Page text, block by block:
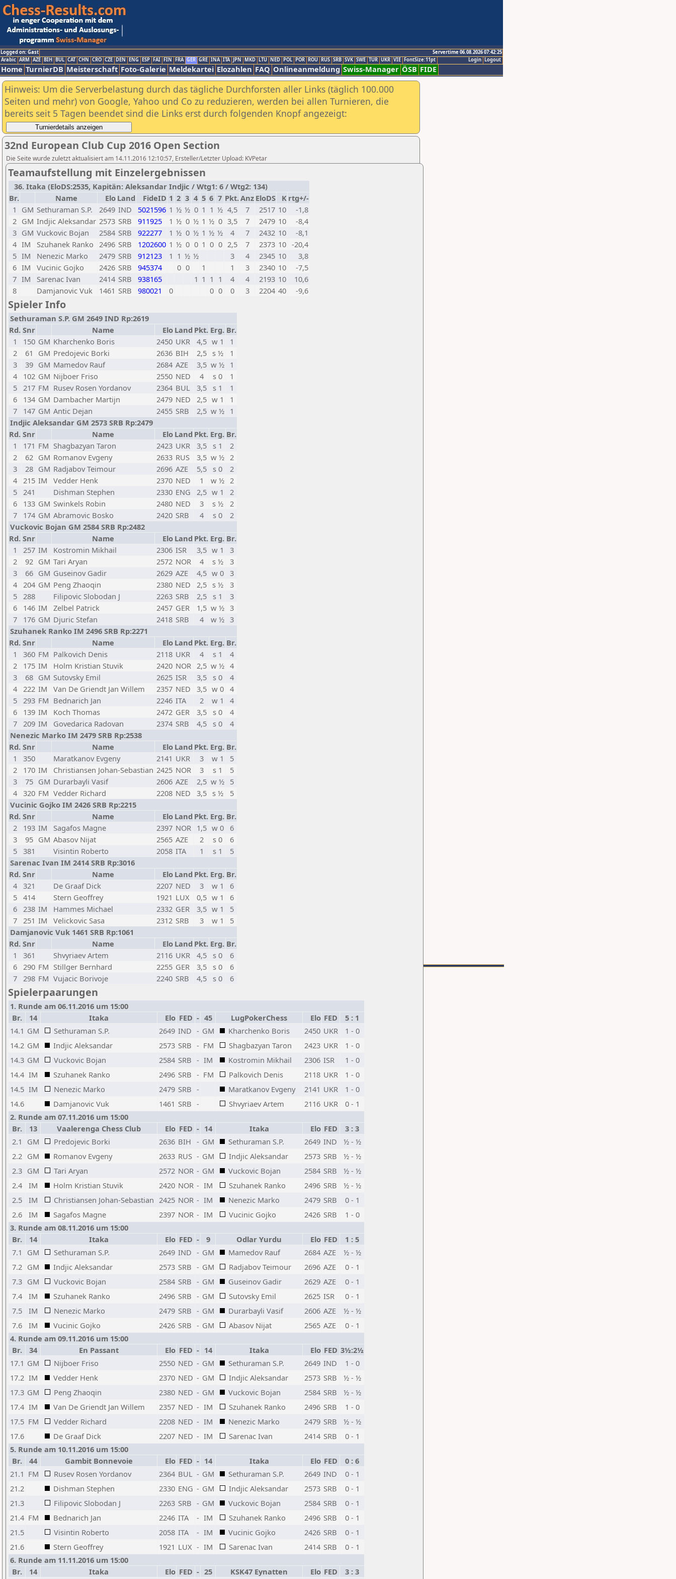
Logged on: Gast
Servertime 06.08.2026 07:42:25
Logout
Login
Arabic ARM AZE BIH BUL CAT CHN CRO CZE DEN ENG ESP FAI FIN FRA GER GRE INA ITA JPN MKD LTU NED POL POR ROU RUS SRB SVK SWE TUR UKR VIE FontSize:11pt
Home TurnierDB Meisterschaft Foto-Galerie Meldekartei Elozahlen FAQ Onlineanmeldung Swiss-Manager ÖSB FIDE
Hinweis: Um die Serverbelastung durch das tägliche Durchforsten aller Links (täglich 100.000
Seiten und mehr) von Google, Yahoo und Co zu reduzieren, werden bei allen Turnieren, die
bereits seit 5 Tagen beendet sind die Links erst durch folgenden Knopf angezeigt:
32nd European Club Cup 2016 Open Section
Die Seite wurde zuletzt aktualisiert am 14.11.2016 12:10:57, Ersteller/Letzter Upload: KVPetar
Teamaufstellung mit Einzelergebnissen
36. Itaka (EloDS:2535, Kapitän: Aleksandar Indjic / Wtg1: 6 / Wtg2: 134)
Br.
Name Elo Land FideID 1 2 3 4 5 6 7 Pkt.Anz EloDS K rtg+/-
1
GM Sethuraman S.P. 2649 IND 5021596 1 ½ ½ 0 1 1 ½ 4,5 7 2517 10
-1,8
2 GM Indjic Aleksandar 2573 SRB 911925 1 ½ 0 ½ 1 ½ 0 3,5 7 2479 10
-8,4
3 GM Vuckovic Bojan 2584 SRB 922277 1 ½ 0 ½ 1 ½ ½ 4 7 2432 10
-8,1
4 IM Szuhanek Ranko 2496 SRB 1202600 1 ½ 0 0 1 0 0 2,5 7 2373 10 -20,4
5 IM Nenezic Marko 2479 SRB 912123 1 1 ½ ½ 3 4 2345 10
3,8
6 IM Vucinic Gojko 2426 SRB 945374 0 0 1 1 3 2340 10
-7,5
7 IM Sarenac Ivan 2414 SRB 938165 1 1 1 1 4 4 2193 10
10,6
8
Damjanovic Vuk 1461 SRB 980021 0 0 0 0 3 2204 40 -9,6
Spieler Info
Sethuraman S.P. GM 2649 IND Rp:2619
Rd. Snr Name Elo Land Pkt. Erg. Br.
1
150 GM Kharchenko Boris 2450 UKR 4,5 w 1
1
2
61 GM Predojevic Borki 2636 BIH 2,5 s ½
1
3
39 GM Mamedov Rauf 2684 AZE 3,5 w ½ 1
4
102 GM Nijboer Friso 2550 NED 4 s 0
1
5 217 FM Rusev Rosen Yordanov 2364 BUL 3,5 s 1
1
6
134 GM Dambacher Martijn 2479 NED 2,5 w 1
1
7
147 GM Antic Dejan 2455 SRB 2,5 w ½ 1
Indjic Aleksandar GM 2573 SRB Rp:2479
Rd. Snr Name Elo Land Pkt. Erg. Br.
1
171 FM Shagbazyan Taron 2423 UKR 3,5 s 1
2
2
62 GM Romanov Evgeny 2633 RUS 3,5 w ½ 2
3
28 GM Radjabov Teimour 2696 AZE 5,5 s 0
2
4 215 IM Vedder Henk 2370 NED 1 w ½ 2
5 241 Dishman Stephen 2330 ENG 2,5 w 1
2
6
133 GM Swinkels Robin 2480 NED 3 s ½
2
7
174 GM Abramovic Bosko 2420 SRB 4 s 0
2
Vuckovic Bojan GM 2584 SRB Rp:2482
Rd. Snr Name Elo Land Pkt. Erg. Br.
1
257 IM Kostromin Mikhail 2306 ISR 3,5 w 1
3
2
92 GM Tari Aryan 2572 NOR 4 s ½
3
3
66 GM Guseinov Gadir 2629 AZE 4,5 w 0
3
4 204 GM Peng Zhaoqin 2380 NED 2,5 s ½
3
5 288 Filipovic Slobodan J 2263 SRB 2,5 s 1
3
6
146 IM Zelbel Patrick 2457 GER 1,5 w ½ 3
7
176 GM Djuric Stefan 2418 SRB 4 w ½ 3
Szuhanek Ranko IM 2496 SRB Rp:2271
Rd. Snr Name Elo Land Pkt. Erg. Br.
1
360 FM Palkovich Denis 2118 UKR 4 s 1
4
2
175 IM Holm Kristian Stuvik 2420 NOR 2,5 w ½ 4
3
68 GM Sutovsky Emil 2625 ISR 3,5 s 0
4
4 222 IM Van De Griendt Jan Willem 2357 NED 3,5 w 0
4
5 293 FM Bednarich Jan 2246 ITA 2 w 1
4
6
139 IM Koch Thomas 2472 GER 3,5 s 0
4
7 209 IM Govedarica Radovan 2374 SRB 4,5 s 0
4
Nenezic Marko IM 2479 SRB Rp:2538
Rd. Snr Name Elo Land Pkt. Erg. Br.
1
350 Maratkanov Evgeny 2141 UKR 3 w 1
5
2
170 IM Christiansen Johan-Sebastian 2425 NOR 3 s 1
5
3
75 GM Durarbayli Vasif 2606 AZE 2,5 w ½ 5
4 320 FM Vedder Richard 2208 NED 3,5 s ½
5
Vucinic Gojko IM 2426 SRB Rp:2215
Rd. Snr Name Elo Land Pkt. Erg. Br.
2
193 IM Sagafos Magne 2397 NOR 1,5 w 0
6
3
95 GM Abasov Nijat 2565 AZE 2 s 0
6
5 381 Visintin Roberto 2058 ITA 1 s 1
5
Sarenac Ivan IM 2414 SRB Rp:3016
Rd. Snr Name Elo Land Pkt. Erg. Br.
4 321 De Graaf Dick 2207 NED 3 w 1
6
5 414 Stern Geoffrey 1921 LUX 0,5 w 1
6
6 238 IM Hammes Michael 2332 GER 3,5 w 1
5
7 251 IM Velickovic Sasa 2312 SRB 3 w 1
5
Damjanovic Vuk 1461 SRB Rp:1061
Rd. Snr Name Elo Land Pkt. Erg. Br.
1
361 Shvyriaev Artem 2116 UKR 4,5 s 0
6
6 290 FM Stillger Bernhard 2255 GER 3,5 s 0
6
7 298 FM Vujacic Borivoje 2240 SRB 4,5 s 0 6
Spielerpaarungen
1. Runde am 06.11.2016 um 15:00
Br.
14 Itaka Elo FED - 45 LugPokerChess Elo FED
5 : 1
14.1 GM Sethuraman S.P. 2649 IND - GM Kharchenko Boris 2450 UKR
1 - 0
14.2 GM Indjic Aleksandar 2573 SRB - FM Shagbazyan Taron 2423 UKR
1 - 0
14.3 GM Vuckovic Bojan 2584 SRB - IM Kostromin Mikhail 2306 ISR
1 - 0
14.4 IM Szuhanek Ranko 2496 SRB - FM Palkovich Denis 2118 UKR
1 - 0
14.5 IM Nenezic Marko 2479 SRB - Maratkanov Evgeny 2141 UKR
1 - 0
14.6
Damjanovic Vuk 1461 SRB - Shvyriaev Artem 2116 UKR
0 - 1
2. Runde am 07.11.2016 um 15:00
Br.
13 Vaalerenga Chess Club Elo FED - 14 Itaka Elo FED
3 : 3
2.1
GM Predojevic Borki 2636 BIH - GM Sethuraman S.P. 2649 IND
½ - ½
2.2 GM Romanov Evgeny 2633 RUS - GM Indjic Aleksandar 2573 SRB
½ - ½
2.3 GM Tari Aryan 2572 NOR - GM Vuckovic Bojan 2584 SRB
½ - ½
2.4
IM Holm Kristian Stuvik 2420 NOR - IM Szuhanek Ranko 2496 SRB
½ - ½
2.5
IM Christiansen Johan-Sebastian 2425 NOR - IM Nenezic Marko 2479 SRB
0 - 1
2.6
IM Sagafos Magne 2397 NOR - IM Vucinic Gojko 2426 SRB
1 - 0
3. Runde am 08.11.2016 um 15:00
Br.
14 Itaka Elo FED - 9 Odlar Yurdu Elo FED
1 : 5
7.1
GM Sethuraman S.P. 2649 IND - GM Mamedov Rauf 2684 AZE
½ - ½
7.2 GM Indjic Aleksandar 2573 SRB - GM Radjabov Teimour 2696 AZE
0 - 1
7.3 GM Vuckovic Bojan 2584 SRB - GM Guseinov Gadir 2629 AZE
0 - 1
7.4
IM Szuhanek Ranko 2496 SRB - GM Sutovsky Emil 2625 ISR
0 - 1
7.5
IM Nenezic Marko 2479 SRB - GM Durarbayli Vasif 2606 AZE
½ - ½
7.6
IM Vucinic Gojko 2426 SRB - GM Abasov Nijat 2565 AZE
0 - 1
4. Runde am 09.11.2016 um 15:00
Br.
34 En Passant Elo FED - 14 Itaka Elo FED 3½:2½
17.1 GM Nijboer Friso 2550 NED - GM Sethuraman S.P. 2649 IND
1 - 0
17.2 IM Vedder Henk 2370 NED - GM Indjic Aleksandar 2573 SRB
½ - ½
17.3 GM Peng Zhaoqin 2380 NED - GM Vuckovic Bojan 2584 SRB
½ - ½
17.4 IM Van De Griendt Jan Willem 2357 NED - IM Szuhanek Ranko 2496 SRB
1 - 0
17.5 FM Vedder Richard 2208 NED - IM Nenezic Marko 2479 SRB
½ - ½
17.6
De Graaf Dick 2207 NED - IM Sarenac Ivan 2414 SRB
0 - 1
5. Runde am 10.11.2016 um 15:00
Br.
44 Gambit Bonnevoie Elo FED - 14 Itaka Elo FED
0 : 6
21.1 FM Rusev Rosen Yordanov 2364 BUL - GM Sethuraman S.P. 2649 IND
0 - 1
21.2
Dishman Stephen 2330 ENG - GM Indjic Aleksandar 2573 SRB
0 - 1
21.3
Filipovic Slobodan J 2263 SRB - GM Vuckovic Bojan 2584 SRB
0 - 1
21.4 FM Bednarich Jan 2246 ITA - IM Szuhanek Ranko 2496 SRB
0 - 1
21.5
Visintin Roberto 2058 ITA - IM Vucinic Gojko 2426 SRB
0 - 1
21.6
Stern Geoffrey 1921 LUX - IM Sarenac Ivan 2414 SRB
0 - 1
6. Runde am 11.11.2016 um 15:00
Br.
14 Itaka Elo FED - 25 KSK47 Eynatten Elo FED 3 : 3